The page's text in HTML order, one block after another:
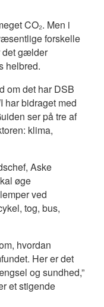
CO₂. Men i
forskelle
det gælder
helbred.
om det har DSB
har bidraget med
ser på tre af
klima,
Aske
øge
ved
tog, bus,
hvordan
Her er det
og sundhed,”
et stigende